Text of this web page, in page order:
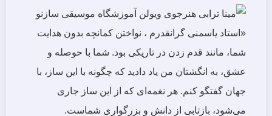
«استاد یاسمنی گرانقدرم ، نواختن کمانچه بدون هدایت
شما، مانند قدم زدن در تاریکی بود. شما با حوصله و
عشق، به انگشتان من یاد دادید که چگونه با این ساز، با
جهان گفتگو کنم. هر نغمه‌ای که از این ساز جاری
می‌شود، بازتابی از دانش و بزرگواری شماست.